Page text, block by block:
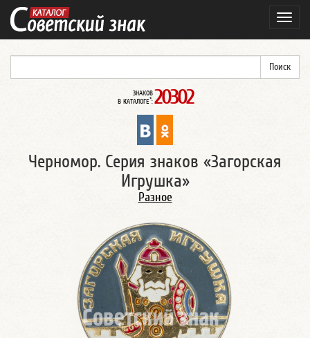
ЗНАКОВ
В КАТАЛОГЕ*: 20302
Черномор. Серия знаков «Загорская
Игрушка»
Разное